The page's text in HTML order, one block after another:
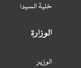
خلية السيدا
الوزارة
الوزير